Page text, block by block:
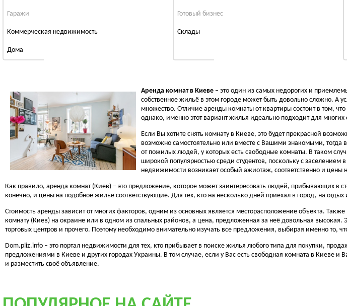
Гаражи
Коммерческая недвижимость
Дома
Готовый бизнес
Cклады
Аренда комнат в Киеве – это один из самых недорогих и
собственное жильё в этом городе может быть довольно сложно. А
множество. Отличие аренды комнаты от квартиры состоит в том,
однако, именно этот вариант жилья идеально подходит для
Если Вы хотите снять комнату в Киеве, это будет прекрасной
возможно самостоятельно или вместе с Вашими знакомыми, тогда
от пожилых людей, у которых есть свободные комнаты. В таком
широкой популярностью среди студентов, поскольку с
недвижимости возникает особый ажиотаж, соответственно и цены
Как правило, аренда комнат (Киев) – это предложение, которое может заинтересовать людей, прибывающих в
конечно, и цены на подобное жильё соответствующие. Для тех, кто на несколько дней приехал в город, на
Стоимость аренды зависит от многих факторов, одним из основных является месторасположение объекта.
комнату (Киев) на окраине или в одном из спальных районов, а цена, предложенная за неё довольная
торговых центров и прочего. Поэтому необходимо внимательно изучать все предложения, выбирая именно то,
Dom.pliz.info – это портал недвижимости для тех, кто прибывает в поиске жилья любого типа для покупки,
предложениями в Киеве и других городах Украины. В том случае, если у Вас есть свободная комната в Киеве и
и разместить своё объявление.